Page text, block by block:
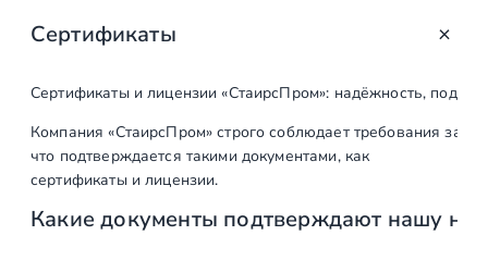
Наименование
Кол-во
Первый этап
Выезд на объект,
согласование
Сертификаты
Сертификаты и лицензии «СтаирсПром»: надёжность,
Компания «СтаирсПром» строго соблюдает требования
что подтверждается такими документами, как
сертификаты и лицензии.
Какие документы подтверждают нашу